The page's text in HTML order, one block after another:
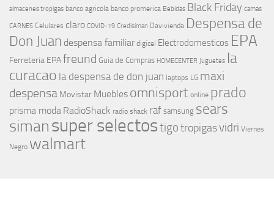
almacenes tropigas banco agricola banco promerica Bebidas Black Friday camas
CARNES Celulares claro COVID-19 Credisiman Davivienda Despensa de
Don Juan despensa familiar digicel Electrodomesticos EPA
Ferreteria EPAfreund Guia de Compras HOMECENTER Juguetes la
curacao la despensa de don juan laptops LG maxi
despensa Movistar Muebles omnisport online prado
prisma moda RadioShack radio shack raf samsung sears
simansuper selectostigotropigasvidri Viernes
Negro walmart